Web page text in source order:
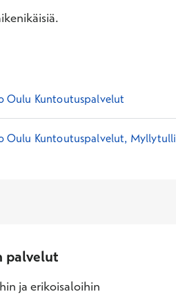
Oulu Kuntoutuspalvelut
Oulu Kuntoutuspalvelut, Myllytulli
palvelut
ja erikoisaloihin